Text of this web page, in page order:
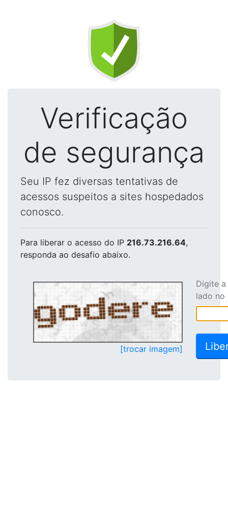
Verificação
de segurança
Seu IP fez diversas tentativas de
acessos suspeitos a sites hospedados
conosco.
Para liberar o acesso do IP 216.73.216.64,
responda ao desafio abaixo.
[trocar imagem]
Digite
lado no